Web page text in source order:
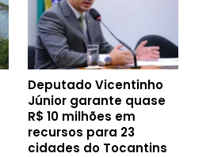
Deputado Vicentinho
Júnior garante quase
R$ 10 milhões em
recursos para 23
cidades do Tocantins